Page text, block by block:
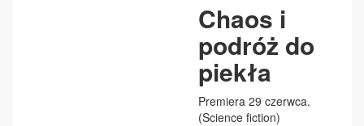
Chaos i
podróż do
piekła
Premiera 29 czerwca.
(Science fiction)